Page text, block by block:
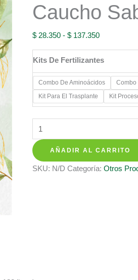
Caucho
$ 28.350 - $ 137.350Rango
de
precios:
desde
$ 28.350
hasta
$ 137.350
Kits De Fertilizantes
Combo De Aminoácidos
Combo
Kit Para El Trasplante
Kit
Kits
De
Fertilizantes
Para
AÑADIR AL CARRITO
SKU: N/D Categoría: Otros